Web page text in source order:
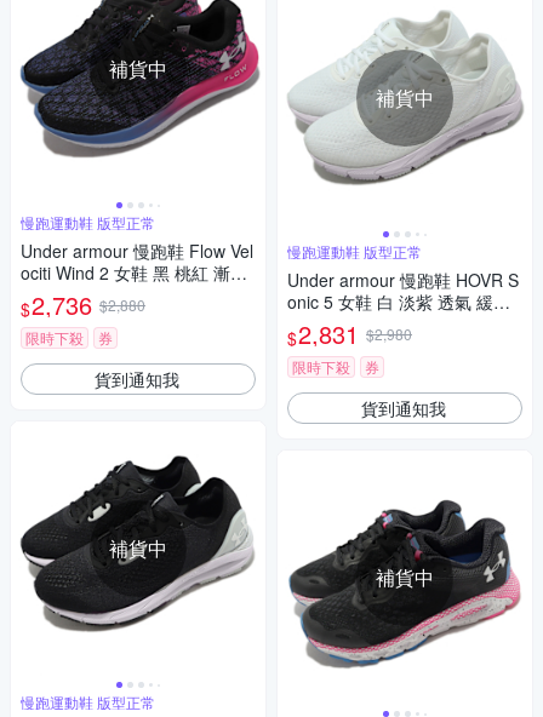
補貨中
慢跑運動鞋 版型正常
Under armour 慢跑鞋 Flow Vel
ociti Wind 2 女鞋 黑 桃紅 漸層
路跑 運動鞋 編織鞋面 3024911
004
$2,736 $2,880
限時下殺
券
貨到通知我
補貨中
慢跑運動鞋 版型正常
補貨中
慢跑運動鞋 版型正常
Under armour 慢跑鞋 HOVR S
onic 5 女鞋 白 淡紫 透氣 緩震
網布 運動鞋 UA 3024906102
$2,831 $2,980
限時下殺
券
貨到通知我
補貨中